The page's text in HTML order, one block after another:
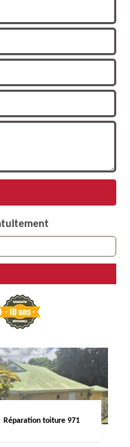
Réparation toiture 971